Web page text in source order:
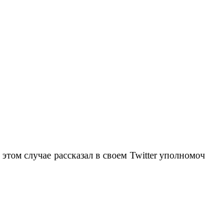
случае рассказал в своем Twitter